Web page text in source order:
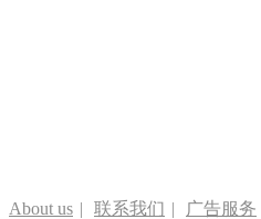
About us | 联系我们 | 广告服务